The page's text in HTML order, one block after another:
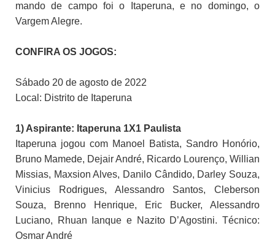
mando de campo foi o Itaperuna, e no domingo, o
Vargem Alegre.
CONFIRA OS JOGOS:
Sábado 20 de agosto de 2022
Local: Distrito de Itaperuna
1) Aspirante: Itaperuna 1X1 Paulista
Itaperuna jogou com Manoel Batista, Sandro Honório,
Bruno Mamede, Dejair André, Ricardo Lourenço, Willian
Missias, Maxsion Alves, Danilo Cândido, Darley Souza,
Vinicius Rodrigues, Alessandro Santos, Cleberson
Souza, Brenno Henrique, Eric Bucker, Alessandro
Luciano, Rhuan Ianque e Nazito D’Agostini. Técnico:
Osmar André